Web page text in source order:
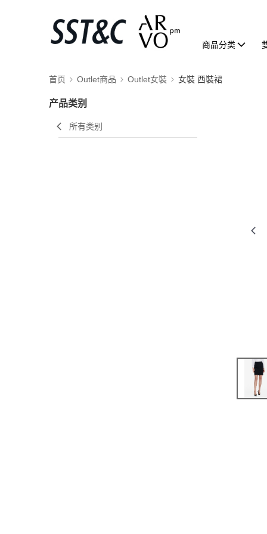
商品分类
首页 Outlet商品 Outlet女裝 女裝 西裝裙
产品类别
所有类别